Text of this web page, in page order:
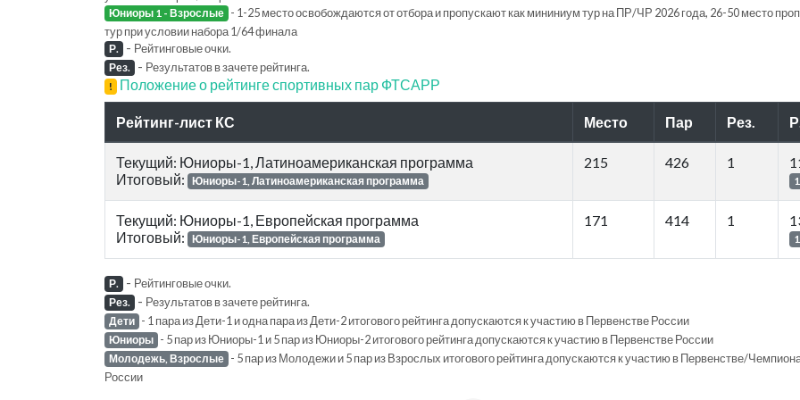
Юниоры 1 - Взрослые - 1-25 место освобождаются от отбора и пропускают как мининиум тур на ПР/ЧР 2026 года, 26-50 место
тур при условии набора 1/64 финала
Р. - Рейтинговые очки.
Рез. - Результатов в зачете рейтинга.
! Положение о рейтинге спортивных пар ФТСАРР
Рейтинг-лист КС Место Пар Рез.
Текущий: Юниоры-1, Латиноамериканская программа
Итоговый: Юниоры-1, Латиноамериканская программа
215 426 1
Текущий: Юниоры-1, Европейская программа
Итоговый: Юниоры-1, Европейская программа
171 414 1
Р. - Рейтинговые очки.
Рез. - Результатов в зачете рейтинга.
Дети - 1 пара из Дети-1 и одна пара из Дети-2 итогового рейтинга допускаются к участию в Первенстве России
Юниоры - 5 пар из Юниоры-1 и 5 пар из Юниоры-2 итогового рейтинга допускаются к участию в Первенстве России
Молодежь, Взрослые - 5 пар из Молодежи и 5 пар из Взрослых итогового рейтинга допускаются к участию в Первенстве/
России